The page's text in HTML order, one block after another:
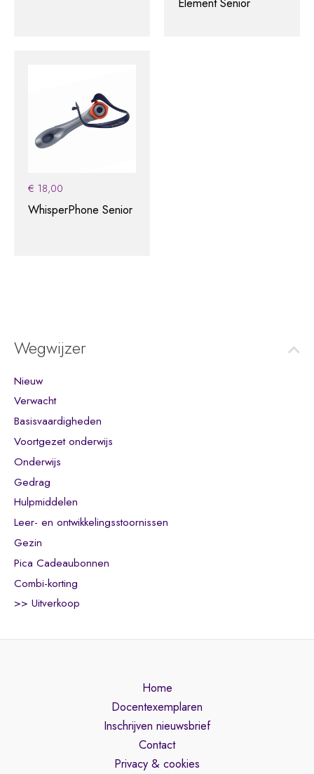
Wegwijzer
Nieuw
Verwacht
Basisvaardigheden
Voortgezet onderwijs
Onderwijs
Gedrag
Hulpmiddelen
Leer- en ontwikkelingsstoornissen
Gezin
Pica Cadeaubonnen
Combi-korting
>> Uitverkoop
€ 18,00
WhisperPhone Senior
Home
Docentexemplaren
Inschrijven nieuwsbrief
Contact
Privacy & cookies